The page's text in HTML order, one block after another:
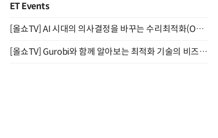
ET Events
[올쇼TV] AI 시대의 의사결정을 바꾸는 수리최적화(Optimization) 소개 (8/20 생방송)
[올쇼TV] Gurobi와 함께 알아보는 최적화 기술의 비즈니스 활용 (8월 20일 생방송)